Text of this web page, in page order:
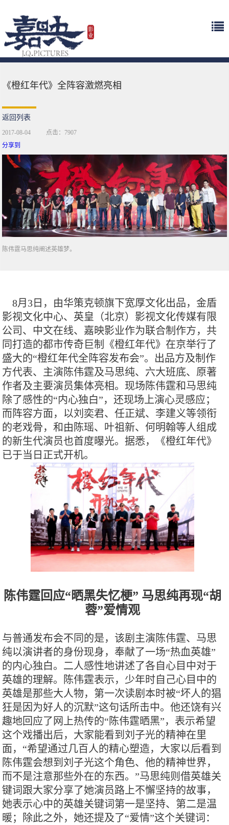
《橙红年代》全阵容激燃亮相
返回列表
2017-08-04
点击：7907
分享到
陈伟霆马思纯阐述英雄梦。
8月3日，由华策克顿旗下宽厚文化出品，金盾
影视文化中心、英皇（北京）影视文化传媒有限
公司、中文在线、嘉映影业作为联合制作方，共
同打造的都市传奇巨制《橙红年代》在京举行了
盛大的“橙红年代全阵容发布会”。出品方及制作
方代表、主演陈伟霆及马思纯、六大班底、原著
作者及主要演员集体亮相。现场陈伟霆和马思纯
除了感性的“内心独白”，还现场上演心灵感应；
而阵容方面，以刘奕君、任正斌、李建义等领衔
的老戏骨，和由陈瑶、叶祖新、何明翰等人组成
的新生代演员也首度曝光。据悉，《橙红年代》
已于当日正式开机。
陈伟霆回应“晒黑失忆梗” 马思纯再现“胡
蓉”爱情观
与普通发布会不同的是，该剧主演陈伟霆、马思
纯以演讲者的身份现身，奉献了一场“热血英雄”
的内心独白。二人感性地讲述了各自心目中对于
英雄的理解。陈伟霆表示，少年时自己心目中的
英雄是那些大人物，第一次读剧本时被“坏人的猖
狂是因为好人的沉默”这句话所击中。他还饶有兴
趣地回应了网上热传的“陈伟霆晒黑”，表示希望
这个戏播出后，大家能看到刘子光的精神在里
面，“希望通过几百人的精心塑造，大家以后看到
陈伟霆会想到刘子光这个角色、他的精神世界，
而不是注意那些外在的东西。”马思纯则借英雄关
键词跟大家分享了她演员路上不懈坚持的故事，
她表示心中的英雄关键词第一是坚持、第二是温
暖；除此之外，她还提及了“爱情”这个关键词：